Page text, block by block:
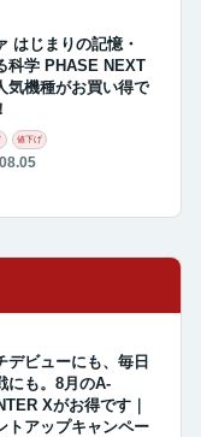
はじまりの記憶・
科学 PHASE NEXT
気機種がお買い得で
値下げ
デビューにも、毎日
にも。8月のA-
Xがお得です｜
トアップキャンペー